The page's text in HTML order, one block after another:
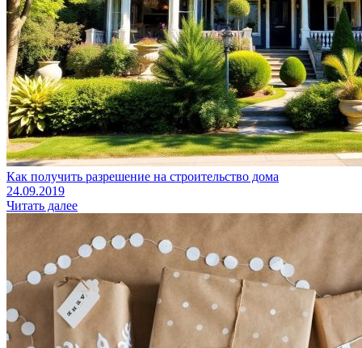
Как получить разрешение на строительство дома
24.09.2019
Читать далее